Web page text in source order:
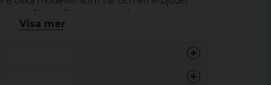
innehåller många tekniska funktioner som
hållbarhet och tillförlitlighet.
för ett brett spektrum av kemikalier
havsvatten, om den spolas igenom med
Visa mer